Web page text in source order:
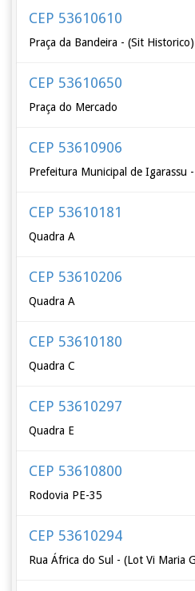
CEP 53610610
Praça da Bandeira - (Sit Historico)
CEP 53610650
Praça do Mercado
CEP 53610906
Prefeitura Municipal de Igarassu
CEP 53610181
Quadra A
CEP 53610206
Quadra A
CEP 53610180
Quadra C
CEP 53610297
Quadra E
CEP 53610800
Rodovia PE-35
CEP 53610294
Rua África do Sul - (Lot Vi Maria